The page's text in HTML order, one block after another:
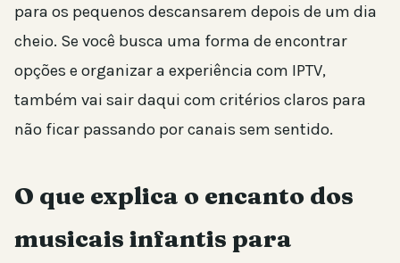
para os pequenos descansarem depois de um dia
cheio. Se você busca uma forma de encontrar
opções e organizar a experiência com IPTV,
também vai sair daqui com critérios claros para
não ficar passando por canais sem sentido.
O que explica o encanto dos
musicais infantis para